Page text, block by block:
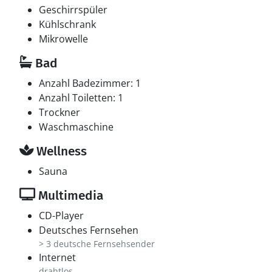
Geschirrspüler
Kühlschrank
Mikrowelle
Bad
Anzahl Badezimmer: 1
Anzahl Toiletten: 1
Trockner
Waschmaschine
Wellness
Sauna
Multimedia
CD-Player
Deutsches Fernsehen
> 3 deutsche Fernsehsender
Internet